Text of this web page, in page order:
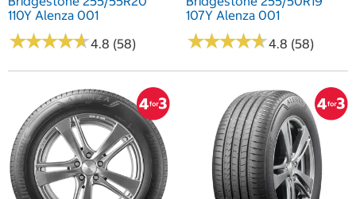
110Y Alenza 001
★★★★★
★★★★★4.8 (58)
107Y Alenza 001
★★★★★
★★★★★4.8 (58)